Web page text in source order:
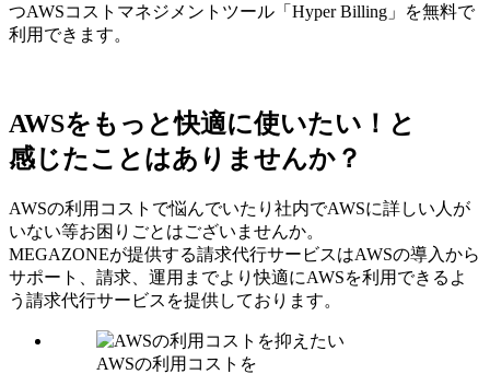
つAWSコストマネジメントツール「Hyper Billing」を無料で
利用できます。
AWSをもっと快適に使いたい！と
感じたことはありませんか？
AWSの利用コストで悩んでいたり社内でAWSに詳しい人が
いない等お困りごとはございませんか。
MEGAZONEが提供する請求代行サービスはAWSの導入から
サポート、請求、運用までより快適にAWSを利用できるよ
う請求代行サービスを提供しております。
AWSの利用コストを